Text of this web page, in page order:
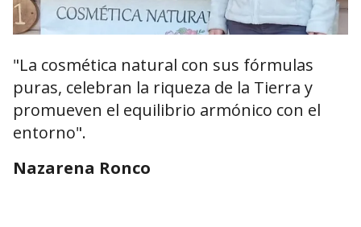
"La cosmética natural con sus fórmulas
puras, celebran la riqueza de la Tierra y
promueven el equilibrio armónico con el
entorno".
Nazarena Ronco